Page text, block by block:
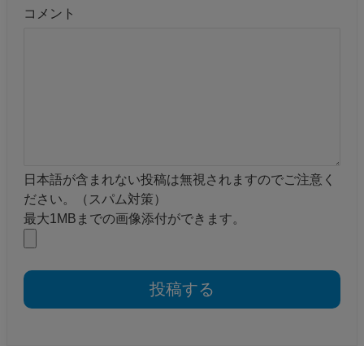
コメント
最大1MBまでの画像添付ができます。
日本語が含まれない投稿は無視されますのでご注意く
ださい。（スパム対策）